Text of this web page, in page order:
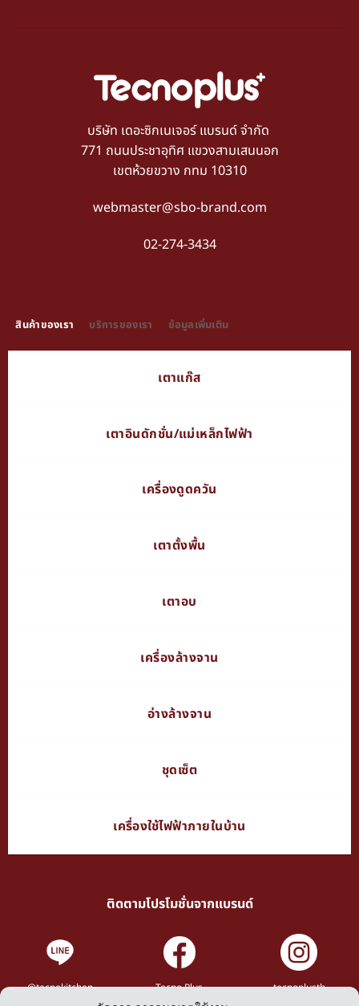
บริษัท เดอะซิกเนเจอร์ แบรนด์ จำกัด
771 ถนนประชาอุทิศ แขวงสามเสนนอก
เขตห้วยขวาง กทม 10310
webmaster@sbo-brand.com
02-274-3434
สินค้าของเรา บริการของเรา ข้อมูลเพิ่มเติม
เตาแก๊ส
เตาอินดักชั่น/แม่เหล็กไฟฟ้า
เครื่องดูดควัน
เตาตั้งพื้น
เตาอบ
เครื่องล้างจาน
อ่างล้างจาน
ชุดเซ็ต
เครื่องใช้ไฟฟ้าภายในบ้าน
ติดตามโปรโมชั่นจากแบรนด์
@tecnokitchen Tecno Plus tecnoplusth